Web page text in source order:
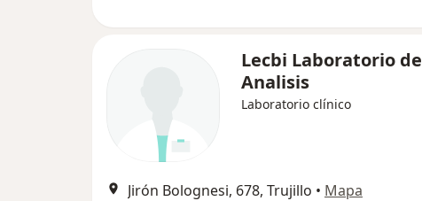
Lecbi Laboratorio de
Analisis
Laboratorio clínico
Jirón Bolognesi, 678, Trujillo • Mapa